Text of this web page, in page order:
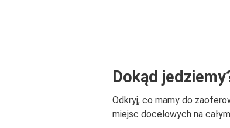
Dokąd
Odkryj, co mamy do
miejsc docelowych na